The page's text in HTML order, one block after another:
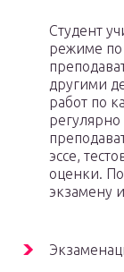
Студент
режиме по
другими
работ по
эссе,
оценки.
экзамену